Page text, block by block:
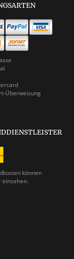
Überweisung
können
einsehen.